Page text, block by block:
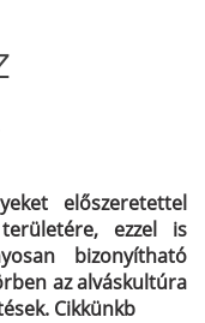
előszeretettel
ezzel is
bizonyítható
az alváskultúra
Cikkünkb